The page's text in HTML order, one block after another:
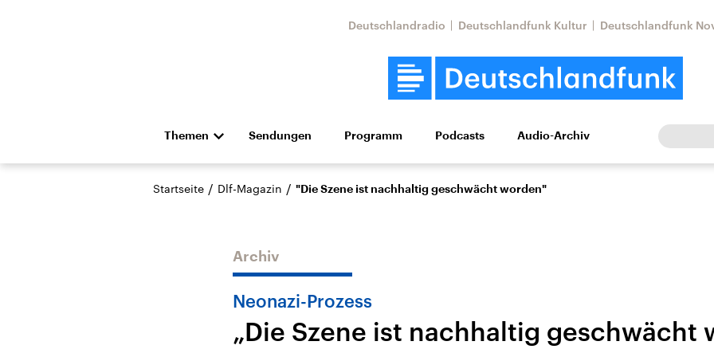
Deutschlandradio Deutschlandfunk Kultur Deutschlandfunk
Themen
Die Nachrichten Politik Wirtschaft Wissen Kultur Europa
Hörspiel und Feature Musik
Landtagswahl Sachsen-
Anhalt 2026
USA
Nahostkonflikt
Aktuelle Lage und
Iran
Sendungen Programm Podcasts Audio-Archiv
Startseite / Dlf-Magazin / "Die Szene ist nachhaltig geschwächt worden"
Archiv
Neonazi-Prozess
„Die Szene ist nachhaltig geschwächt